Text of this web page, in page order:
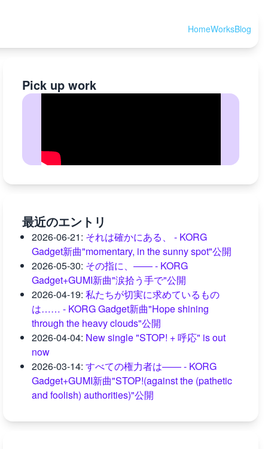
HomeWorksBlog
Pick up work
最近のエントリ
2026-06-21: それは確かにある、 - KORG
Gadget新曲"momentary, in the sunny spot"公開
2026-05-30: その指に、―― - KORG
Gadget+GUMI新曲"涙拾う手で"公開
2026-04-19:私たちが切実に求めているもの
は…… - KORG Gadget新曲"Hope shining
through the heavy clouds"公開
2026-04-04: New single "STOP! + 呼応" is out
now
2026-03-14:すべての権力者は―― - KORG
Gadget+GUMI新曲"STOP!(against the (pathetic
and foolish) authorities)"公開